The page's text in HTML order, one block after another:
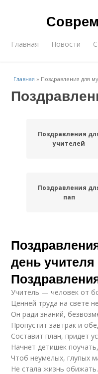
Главная Новости
Главная » Поздравления для
Поздравления
учителей
Поздравления
пап
Трогательное
поздравление
день учителя
Учитель — человек от
Ценней труда на свете
Он ради знаний,
Пропустит завтрак и
Составит план, придет
Начнет детишек поучать,
Чтоб неумелых, глупых
Не стала жизнь обижать.